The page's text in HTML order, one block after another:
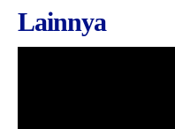
Lainnya